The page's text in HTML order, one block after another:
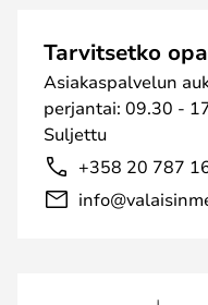
Tarvitsetko
Asiakaspalvelun
perjantai: 09.30 -
Suljettu
+358 20 787